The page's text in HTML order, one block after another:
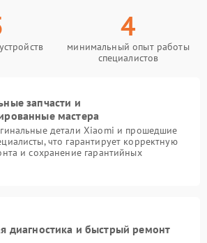
4
минимальный опыт работы
специалистов
запчасти и
мастера
детали Xiaomi и прошедшие
что гарантирует корректную
и сохранение гарантийных
диагностика и быстрый ремонт